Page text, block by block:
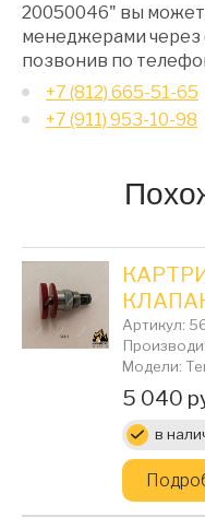
20050046" вы
менеджерами через
позвонив по
+7 (812) 665-51-65
+7 (911) 953-10-98
Артикул:
Модели:
Цена:
5 040
в